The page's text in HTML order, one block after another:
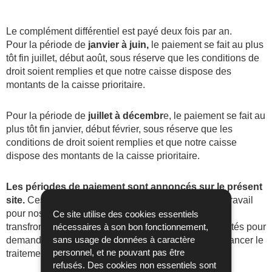
Ce site utilise des cookies essentiels
nécessaires à son bon fonctionnement,
sans usage de données à caractère
personnel, et ne pouvant pas être
refusés. Des cookies non essentiels sont
Le complément différentiel est payé deux fois par an.
Pour la période de janvier à juin, le paiement se fait au plus
tôt fin juillet, début août, sous réserve que les conditions de
droit soient remplies et que notre caisse dispose des
montants de la caisse prioritaire.
Pour la période de juillet à décembre, le paiement se fait au
plus tôt fin janvier, début février, sous réserve que les
conditions de droit soient remplies et que notre caisse
dispose des montants de la caisse prioritaire.
Les périodes de paiement sont annoncés sur le présent
site.Ces périodes sont très chargées en termes de travail
pour nos collaborateurs vu l’envergure des dossiers
transfrontaliers. Ainsi, des appels ou demandes répétés pour
demander l’état du paiement ne font aucunement avancer le
traitement.